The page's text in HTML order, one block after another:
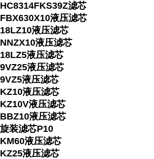
HC8314FKS39Z滤芯
FBX630X10液压滤芯
18LZ10液压滤芯
NNZX10液压滤芯
18LZ5液压滤芯
9VZ25液压滤芯
9VZ5液压滤芯
KZ10液压滤芯
KZ10V液压滤芯
BBZ10液压滤芯
旋装滤芯P10
KM60液压滤芯
KZ25液压滤芯